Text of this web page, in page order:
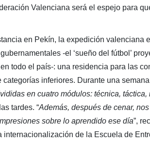
Valenciana será el espejo para
en Pekín, la expedición valenciana
-el ‘sueño del fútbol’
todo el país-: una residencia para las
categorías inferiores. Durante una
en cuatro módulos: técnica,
tardes. “Además, después de cenar,
sobre lo aprendido ese día”,
internacionalización de la Escuela de